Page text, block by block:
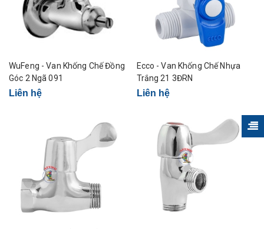
WuFeng - Van Khống Chế Đồng
Góc 2 Ngã 091
Liên hệ
Ecco - Van Khống Chế Nhựa
Trắng 21 3ĐRN
Liên hệ